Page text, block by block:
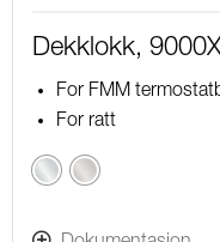
Dekklokk,
For FMM
For ratt
KromBørstet